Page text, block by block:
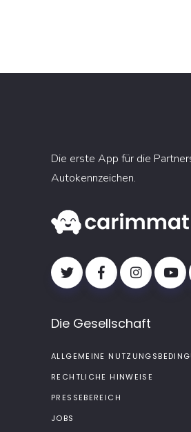
Die erste App für die
Autokennzeichen.
Die Gesellschaft
ALLGEMEINE
RECHTLICHE HINWEISE
PRESSEBEREICH
JOBS